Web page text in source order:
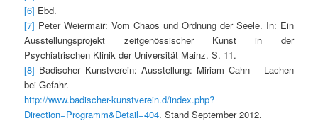
[6] Ebd.
[7] Peter Weiermair: Vom Chaos und Ordnung der Seele. In: Ein
Ausstellungsprojekt zeitgenössischer Kunst in der
Psychiatrischen Klinik der Universität Mainz. S. 11.
[8] Badischer Kunstverein: Ausstellung: Miriam Cahn – Lachen
bei Gefahr.
http://www.badischer-kunstverein.d/index.php?
Direction=Programm&Detail=404. Stand September 2012.